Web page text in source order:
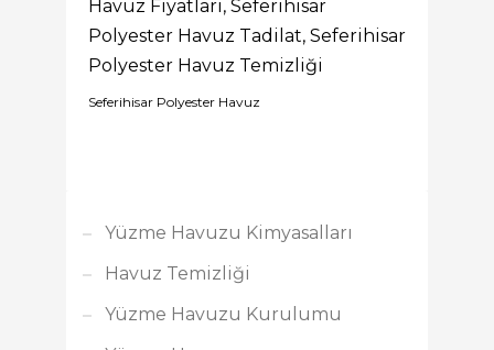
Seferihisar Polyester Havuz
Yüzme Havuzu Kimyasalları
Havuz Temizliği
Yüzme Havuzu Kurulumu